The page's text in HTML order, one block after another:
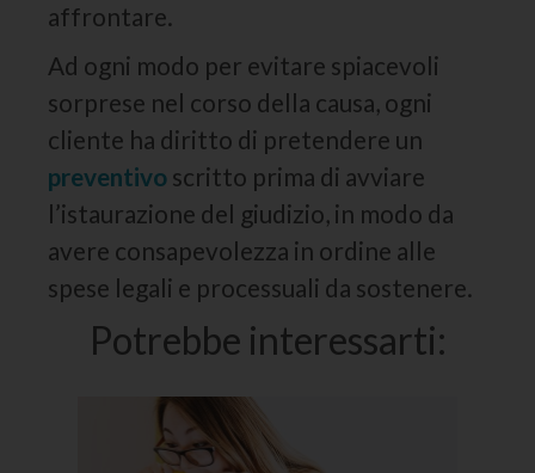
affrontare.
Ad ogni modo per evitare spiacevoli
sorprese nel corso della causa, ogni
cliente ha diritto di pretendere un
preventivo scritto prima di avviare
l’istaurazione del giudizio, in modo da
avere consapevolezza in ordine alle
spese legali e processuali da sostenere.
Potrebbe interessarti: